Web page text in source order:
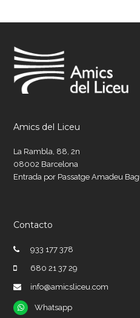
Amics del Liceu
La Rambla, 88, 2n
08002 Barcelona
Entrada por Passatge Amadeu
Contacto
933 177 378
680 21 37 29
info@amicsliceu.com
Whatsapp
Whatsapp